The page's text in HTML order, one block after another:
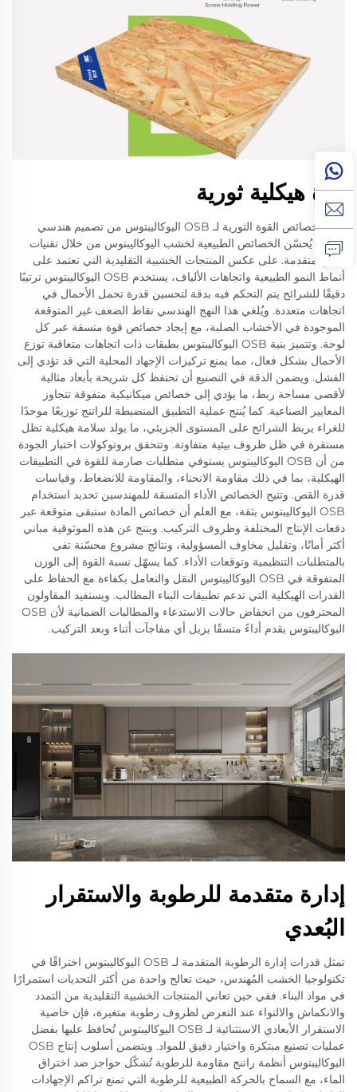
قوة هيكلية ثورية
تظهر خصائص القوة الثورية لـ OSB اليوكاليبتوس من تصميم هندسي
متطور يُحسّن الخصائص الطبيعية لخشب اليوكاليبتوس من خلال تقنيات
تصنيع متقدمة. على عكس المنتجات الخشبية التقليدية التي تعتمد على
أنماط النمو الطبيعية واتجاهات الألياف، يستخدم OSB اليوكاليبتوس ترتيبًا
دقيقًا للشرائح يتم التحكم فيه بدقة لتحسين قدرة تحمل الأحمال في
اتجاهات متعددة. ويُلغي هذا النهج الهندسي نقاط الضعف غير المتوقعة
الموجودة في الأخشاب الصلبة، مع إيجاد خصائص قوة متسقة عبر كل
لوحة. وتتميز بنية OSB اليوكاليبتوس بطبقات ذات اتجاهات متعاقبة توزع
الأحمال بشكل فعال، مما يمنع تركيزات الإجهاد المحلية التي قد تؤدي إلى
الفشل. ويضمن الدقة في التصنيع أن تحتفظ كل شريحة بأبعاد مثالية
لأقصى مساحة ربط، ما يؤدي إلى خصائص ميكانيكية متفوقة تتجاوز
المعايير الصناعية. كما يُنتج عملية التطبيق المنضبطة للراتنج توزيعًا موحدًا
للغراء يربط الشرائح على المستوى الجزيئي، ما يولد سلامة هيكلية تظل
مستقرة في ظل ظروف بيئية متفاوتة. وتتحقق بروتوكولات اختبار الجودة
من أن OSB اليوكاليبتوس يستوفي متطلبات صارمة للقوة في التطبيقات
الهيكلية، بما في ذلك مقاومة الانحناء، والمقاومة للانضغاط، وقياسات
قدرة القص. وتتيح الخصائص الأداء المتسقة للمهندسين تحديد استخدام
OSB اليوكاليبتوس بثقة، مع العلم أن خصائص المادة ستبقى متوقعة عبر
دفعات الإنتاج المختلفة وظروف التركيب. وينتج عن هذه الموثوقية مباني
أكثر أمانًا، وتقليل مخاوف المسؤولية، ونتائج مشروع محسّنة تفي
بالمتطلبات التنظيمية وتوقعات الأداء. كما يسهّل نسبة القوة إلى الوزن
المتفوقة في OSB اليوكاليبتوس النقل والتعامل بكفاءة مع الحفاظ على
القدرات الهيكلية التي تدعم تطبيقات البناء المطالب. ويستفيد المقاولون
المحترفون من انخفاض حالات الاستدعاء والمطالبات الضمانية لأن OSB
اليوكاليبتوس يقدم أداءً متسقًا يزيل أي مفاجآت أثناء وبعد التركيب.
إدارة متقدمة للرطوبة والاستقرار
البُعدي
تمثل قدرات إدارة الرطوبة المتقدمة لـ OSB اليوكاليبتوس اختراقًا في
تكنولوجيا الخشب المُهندس، حيث تعالج واحدة من أكثر التحديات استمرارًا
في مواد البناء. ففي حين تعاني المنتجات الخشبية التقليدية من التمدد
والانكماش والالتواء عند التعرض لظروف رطوبة متغيرة، فإن خاصية
الاستقرار الأبعادي الاستثنائية لـ OSB اليوكاليبتوس تُحافظ عليها بفضل
عمليات تصنيع مبتكرة واختيار دقيق للمواد. ويتضمن أسلوب إنتاج OSB
اليوكاليبتوس أنظمة راتنج مقاومة للرطوبة تُشكّل حواجز ضد اختراق
الماء، مع السماح بالحركة الطبيعية للرطوبة التي تمنع تراكم الإجهادات